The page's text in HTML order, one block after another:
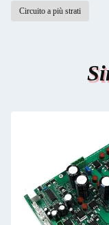
Circuito a più strati